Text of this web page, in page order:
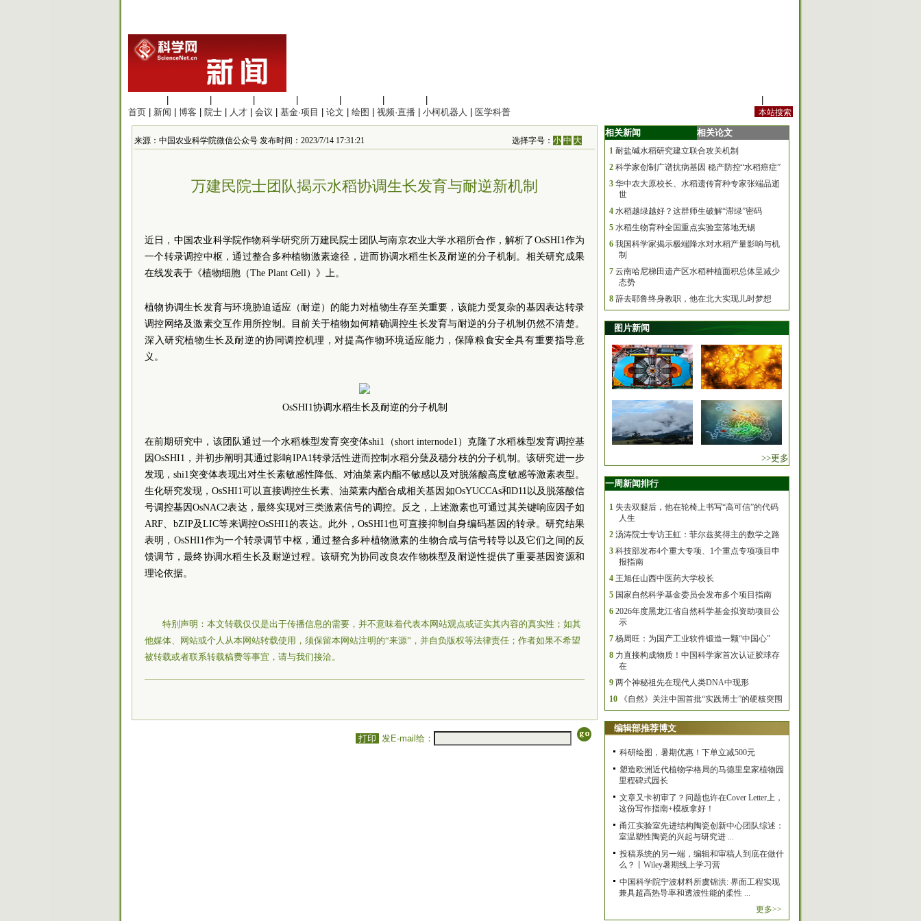
首页
新闻 博客 院士 人才 会议 基金·项目 论文 绘图 视频·直播 小柯机器人 医学科普
来源：中国农业科学院微信公众号 发布时间：2023/7/14 17:31:21 选择字号：小 中 大
万建民院士团队揭示水稻协调生长发育与耐逆新机制
近日，中国农业科学院作物科学研究所万建民院士团队与南京农业大学水稻所合作，解析了OsSHI1作为
一个转录调控中枢，通过整合多种植物激素途径，进而协调水稻生长及耐逆的分子机制。相关研究成果
在线发表于《植物细胞（The Plant Cell）》上。
植物协调生长发育与环境胁迫适应（耐逆）的能力对植物生存至关重要，该能力受复杂的基因表达转录
调控网络及激素交互作用所控制。目前关于植物如何精确调控生长发育与耐逆的分子机制仍然不清楚。
深入研究植物生长及耐逆的协同调控机理，对提高作物环境适应能力，保障粮食安全具有重要指导意
义。
OsSHI1协调水稻生长及耐逆的分子机制
在前期研究中，该团队通过一个水稻株型发育突变体shi1（short internode1）克隆了水稻株型发育调控基
因OsSHI1，并初步阐明其通过影响IPA1转录活性进而控制水稻分蘖及穗分枝的分子机制。该研究进一步
发现，shi1突变体表现出对生长素敏感性降低、对油菜素内酯不敏感以及对脱落酸高度敏感等激素表型。
生化研究发现，OsSHI1可以直接调控生长素、油菜素内酯合成相关基因如OsYUCCAs和D11以及脱落酸信
号调控基因OsNAC2表达，最终实现对三类激素信号的调控。反之，上述激素也可通过其关键响应因子如
ARF、bZIP及LIC等来调控OsSHI1的表达。此外，OsSHI1也可直接抑制自身编码基因的转录。研究结果
表明，OsSHI1作为一个转录调节中枢，通过整合多种植物激素的生物合成与信号转导以及它们之间的反
馈调节，最终协调水稻生长及耐逆过程。该研究为协同改良农作物株型及耐逆性提供了重要基因资源和
理论依据。
特别声明：本文转载仅仅是出于传播信息的需要，并不意味着代表本网站观点或证实其内容的真实性；如其
他媒体、网站或个人从本网站转载使用，须保留本网站注明的“来源”，并自负版权等法律责任；作者如果不希望
被转载或者联系转载稿费等事宜，请与我们接洽。
打印 发E-mail给：
相关新闻 相关论文
1 耐盐碱水稻研究建立联合攻关机制
2 科学家创制广谱抗病基因 稳产防控“水稻癌症”
3 华中农大原校长、水稻遗传育种专家张端品逝
世
4 水稻越绿越好？这群师生破解“滞绿”密码
5 水稻生物育种全国重点实验室落地无锡
6 我国科学家揭示极端降水对水稻产量影响与机
制
7 云南哈尼梯田遗产区水稻种植面积总体呈减少
态势
8 辞去耶鲁终身教职，他在北大实现儿时梦想
图片新闻
>>更多
一周新闻排行
1 失去双腿后，他在轮椅上书写“高可信”的代码
人生
2 汤涛院士专访王虹：菲尔兹奖得主的数学之路
3 科技部发布4个重大专项、1个重点专项项目申
报指南
4 王旭任山西中医药大学校长
5 国家自然科学基金委员会发布多个项目指南
6 2026年度黑龙江省自然科学基金拟资助项目公
示
7 杨周旺：为国产工业软件锻造一颗“中国心”
8 力直接构成物质！中国科学家首次认证胶球存
在
9 两个神秘祖先在现代人类DNA中现形
10
《自然》关注中国首批“实践博士”的硬核突围
编辑部推荐博文
科研绘图，暑期优惠！下单立减500元
塑造欧洲近代植物学格局的马德里皇家植物园
里程碑式园长
文章又卡初审了？问题也许在Cover Letter上，
这份写作指南+模板拿好！
甬江实验室先进结构陶瓷创新中心团队综述：
室温塑性陶瓷的兴起与研究进 ...
投稿系统的另一端，编辑和审稿人到底在做什
么？丨Wiley暑期线上学习营
中国科学院宁波材料所虞锦洪: 界面工程实现
兼具超高热导率和透波性能的柔性 ...
更多>>